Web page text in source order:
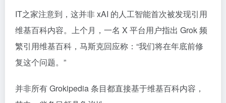
IT之家注意到，这并非 xAI 的人工智能首次被发现引用
维基百科内容。上个月，一名 X 平台用户指出 Grok 频
繁引用维基百科，马斯克回应称：“我们将在年底前修
复这个问题。”
并非所有 Grokipedia 条目都直接基于维基百科内容，